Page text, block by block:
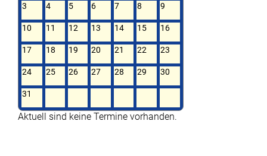
3 4 5 6 7 8 9
10 11 12 13 14 15 16
17 18 19 20 21 22 23
24 25 26 27 28 29 30
31
Aktuell sind keine Termine vorhanden.